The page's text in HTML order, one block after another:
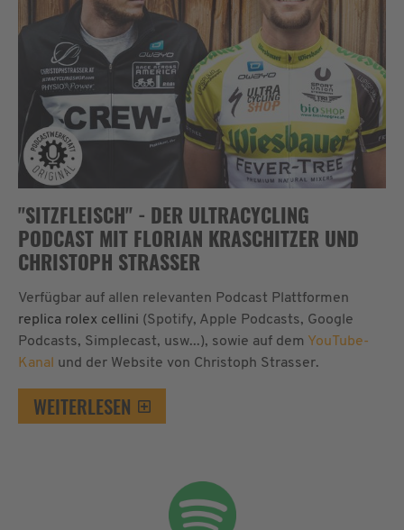
"SITZFLEISCH" - DER ULTRACYCLING
PODCAST MIT FLORIAN KRASCHITZER UND
CHRISTOPH STRASSER
Verfügbar auf allen relevanten Podcast Plattformen
replica rolex cellini (Spotify, Apple Podcasts, Google
Podcasts, Simplecast, usw...), sowie auf dem YouTube-
Kanal und der Website von Christoph Strasser.
WEITERLESEN